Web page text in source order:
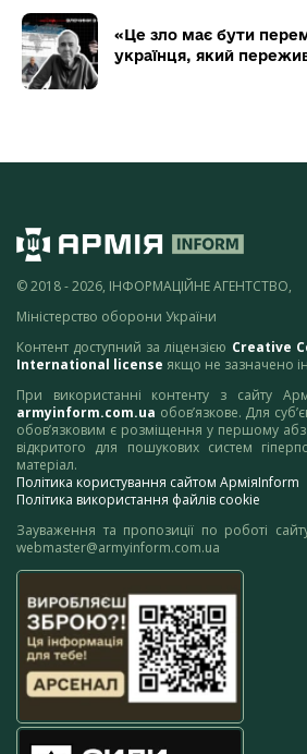
«Це зло має бути
українця, який
© 2018 - 2026, ІНФОРМАЦІЙНЕ АГЕНТСТВО,
Міністерство оборони України
Контент доступний за ліцензією Creative
International license якщо не зазначено
При використанні контенту з сайту
armyinform.com.ua обов’язкове. Для
обов’язковим є розміщення у першому
відкритого для пошукових систем
матеріал.
Політика користування сайтом АрміяInform
Політика використання файлів cookie
Зауваження та пропозиції по роботі
webmaster@armyinform.com.ua